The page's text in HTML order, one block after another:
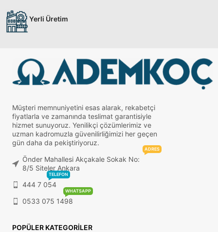
Yerli Üretim
Müşteri memnuniyetini esas alarak, rekabetçi
fiyatlarla ve zamanında teslimat garantisiyle
hizmet sunuyoruz. Yenilikçi çözümlerimiz ve
uzman kadromuzla güvenilirliğimizi her geçen
gün daha da pekiştiriyoruz.
Önder Mahallesi Akçakale Sokak No:
8/5 Siteler Ankara
ADRES
444 7 054
TELEFON
0533 075 1498
WHATSAPP
POPÜLER KATEGORILER